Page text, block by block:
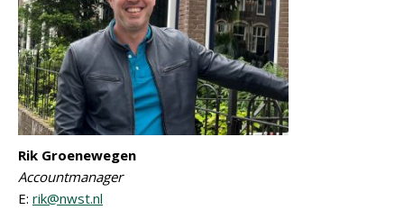
Rik Groenewegen
Accountmanager
E: rik@nwst.nl